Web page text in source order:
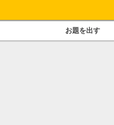
お題を出す